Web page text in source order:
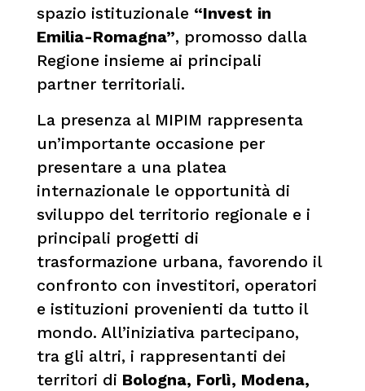
spazio istituzionale “Invest in
Emilia-Romagna”, promosso dalla
Regione insieme ai principali
partner territoriali.
La presenza al MIPIM rappresenta
un’importante occasione per
presentare a una platea
internazionale le opportunità di
sviluppo del territorio regionale e i
principali progetti di
trasformazione urbana, favorendo il
confronto con investitori, operatori
e istituzioni provenienti da tutto il
mondo. All’iniziativa partecipano,
tra gli altri, i rappresentanti dei
territori di Bologna, Forlì, Modena,